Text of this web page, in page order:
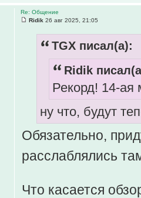
Re: Общение
Ridik 26 авг 2025, 21:05
TGX писал(а):
Ridik
Рекорд! 14-ая
ну что, будут
Обязательно,
расслаблялись
Что касается